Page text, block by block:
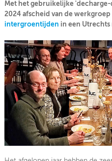
NETWERK V&V
Met het gebruikelijke
2024 afscheid van de werkgroep
intergroentijden in een Utrechts